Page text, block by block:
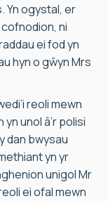
Yn ogystal, er
ni
ei fod yn
hyn o gŵyn Mrs
reoli mewn
unol â’r polisi
dan bwysau
yn yr
unigol Mr
ei ofal mewn